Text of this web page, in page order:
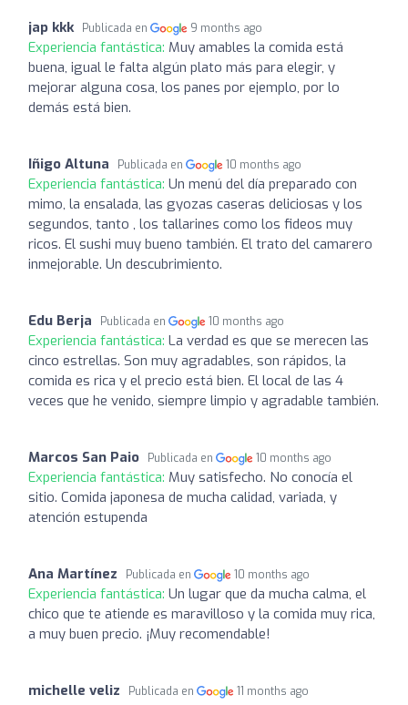
jap kkk Publicada en 9 months ago
Experiencia fantástica: Muy amables la comida está
buena, igual le falta algún plato más para elegir, y
mejorar alguna cosa, los panes por ejemplo, por lo
demás está bien.
Iñigo Altuna Publicada en 10 months ago
Experiencia fantástica: Un menú del día preparado con
mimo, la ensalada, las gyozas caseras deliciosas y los
segundos, tanto , los tallarines como los fideos muy
ricos. El sushi muy bueno también. El trato del camarero
inmejorable. Un descubrimiento.
Edu Berja Publicada en 10 months ago
Experiencia fantástica: La verdad es que se merecen las
cinco estrellas. Son muy agradables, son rápidos, la
comida es rica y el precio está bien. El local de las 4
veces que he venido, siempre limpio y agradable también.
Marcos San Paio Publicada en 10 months ago
Experiencia fantástica: Muy satisfecho. No conocía el
sitio. Comida japonesa de mucha calidad, variada, y
atención estupenda
Ana Martínez Publicada en 10 months ago
Experiencia fantástica: Un lugar que da mucha calma, el
chico que te atiende es maravilloso y la comida muy rica,
a muy buen precio. ¡Muy recomendable!
michelle veliz Publicada en 11 months ago